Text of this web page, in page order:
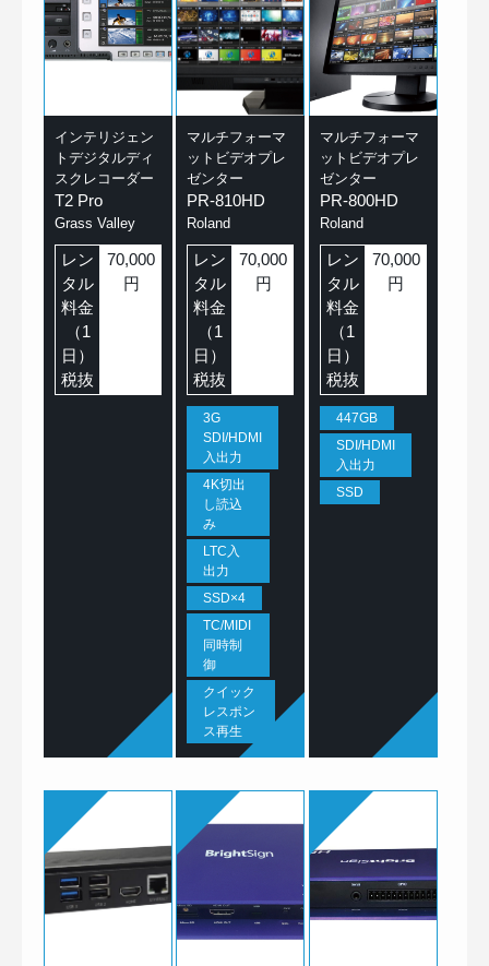
インテリジェン
トデジタルディ
スクレコーダー
T2 Pro
Grass Valley
レン
タル
料金
（1
日）
税抜
70,000
円
マルチフォーマ
ットビデオプレ
ゼンター
PR-810HD
Roland
レン
タル
料金
（1
日）
税抜
70,000
円
3G
SDI/HDMI
入出力
4K切出
し読込
み
LTC入
出力
SSD×4
TC/MIDI
同時制
御
クイック
レスポン
ス再生
マルチフォーマ
ットビデオプレ
ゼンター
PR-800HD
Roland
レン
タル
料金
（1
日）
税抜
70,000
円
447GB
SDI/HDMI
入出力
SSD